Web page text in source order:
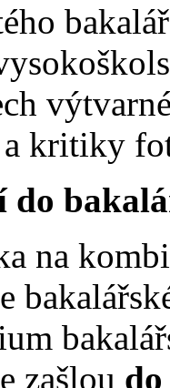
kritiky
na
zašlou do